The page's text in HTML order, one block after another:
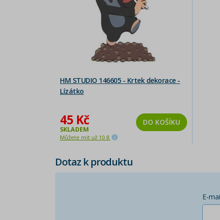
HM STUDIO 146605 - Krtek dekorace -
Lízátko
45 Kč
SKLADEM
Můžete mít už 10.8.
DO KOŠÍKU
Dotaz k produktu
E-